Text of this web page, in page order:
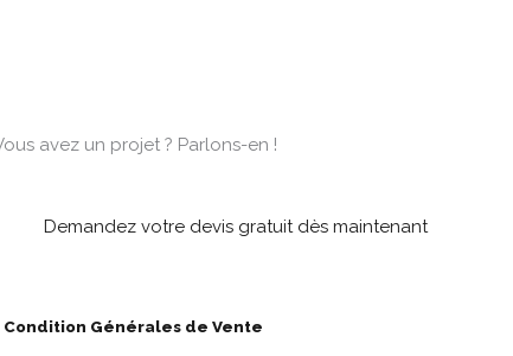
avez un projet ? Parlons-en !
Demandez votre devis gratuit dès maintenant
Condition Générales de Vente